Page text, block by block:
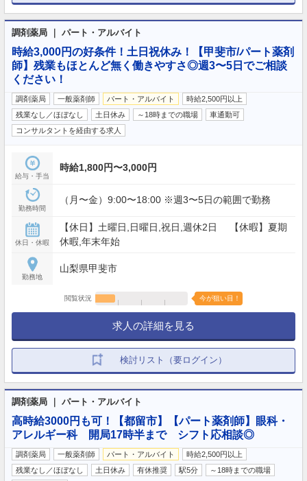
調剤薬局 ｜ パート・アルバイト
時給3,000円の好条件！土日祝休み！【甲斐市/パート薬剤
師】残業もほとんど無く働きやすさ◎週3〜5日でご相談
ください！
調剤薬局 一般薬剤師 パート・アルバイト
時給2,500円以上
残業なし／ほぼなし
土日休み ～18時までの職場
車通勤可
コンサルタントを経由する求人
給与・手当
時給1,800円〜3,000円
勤務時間
（月〜金）9:00〜18:00 ※週3〜5日の範囲で勤務
休日・休暇
【休日】土曜日,日曜日,祝日,週休2日 【休暇】夏期
休暇,年末年始
勤務地
山梨県甲斐市
閲覧状況 今が狙い目！
求人の詳細を見る
検討リスト（要ログイン）
調剤薬局 ｜ パート・アルバイト
高時給3000円も可！【都留市】【パート薬剤師】眼科・
アレルギー科 開局17時半まで シフト応相談◎
調剤薬局 一般薬剤師 パート・アルバイト
時給2,500円以上
残業なし／ほぼなし
土日休み 有休推奨 駅5分
～18時までの職場